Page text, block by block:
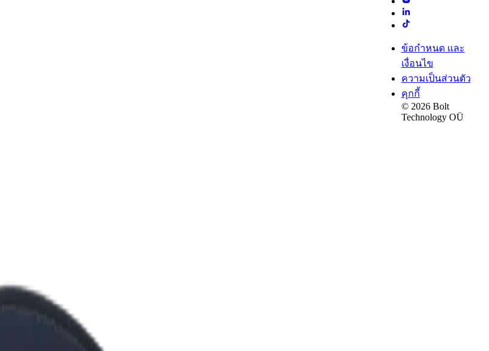
ข้อกำหนด และ
เงื่อนไข
ความเป็นส่วนตัว
คุกกี้
© 2026 Bolt
Technology OÜ